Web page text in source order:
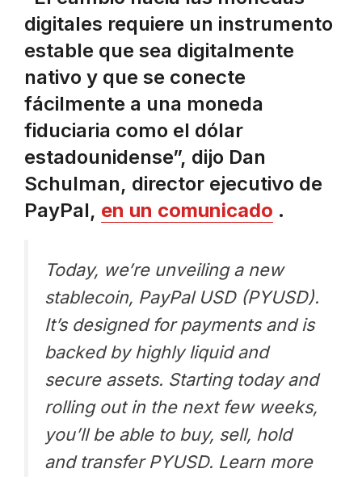
digitales requiere un instrumento
estable que sea digitalmente
nativo y que se conecte
fácilmente a una moneda
fiduciaria como el dólar
estadounidense”, dijo Dan
Schulman, director ejecutivo de
PayPal, en un comunicado .
Today, we’re unveiling a new
stablecoin, PayPal USD (PYUSD).
It’s designed for payments and is
backed by highly liquid and
secure assets. Starting today and
rolling out in the next few weeks,
you’ll be able to buy, sell, hold
and transfer PYUSD. Learn more